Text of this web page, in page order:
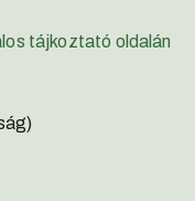
tájkoztató oldalán